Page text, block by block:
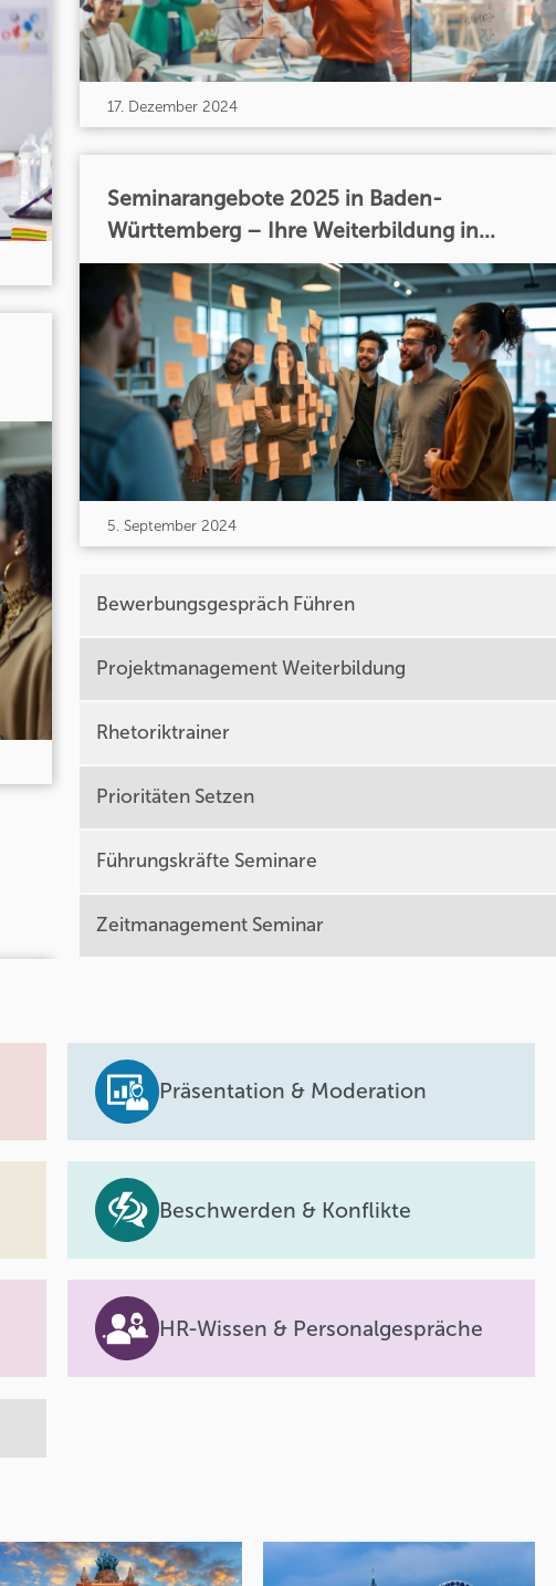
17. Dezember 2024
Seminarangebote 2025 in Baden-
Württemberg – Ihre Weiterbildung in...
5. September 2024
Bewerbungsgespräch Führen
Projektmanagement Weiterbildung
Rhetoriktrainer
Prioritäten Setzen
Führungskräfte Seminare
Zeitmanagement Seminar
Präsentation & Moderation
Beschwerden & Konflikte
HR-Wissen & Personalgespräche